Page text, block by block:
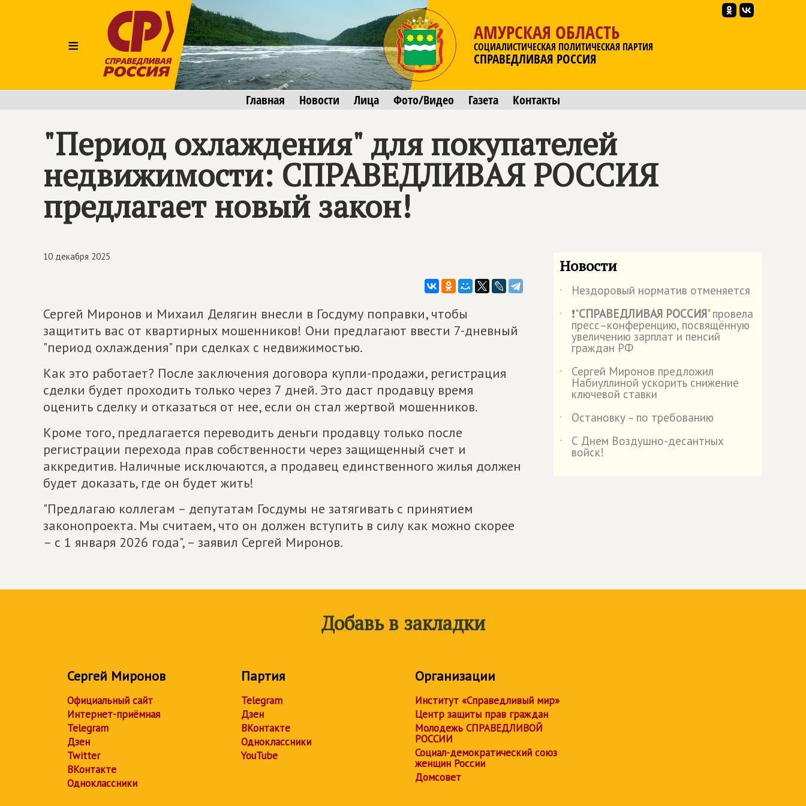
≡
АМУРСКАЯ ОБЛАСТЬ
СОЦИАЛИСТИЧЕСКАЯ ПОЛИТИЧЕСКАЯ ПАРТИЯ
СПРАВЕДЛИВАЯ РОССИЯ
Главная Новости Лица Фото/Видео Газета Контакты
"Период охлаждения" для покупателей
недвижимости: СПРАВЕДЛИВАЯ РОССИЯ
предлагает новый закон!
10 декабря 2025
Сергей Миронов и Михаил Делягин внесли в Госдуму поправки, чтобы
защитить вас от квартирных мошенников! Они предлагают ввести 7-дневный
"период охлаждения" при сделках с недвижимостью.
Как это работает? После заключения договора купли-продажи, регистрация
сделки будет проходить только через 7 дней. Это даст продавцу время
оценить сделку и отказаться от нее, если он стал жертвой мошенников.
Кроме того, предлагается переводить деньги продавцу только после
регистрации перехода прав собственности через защищенный счет и
аккредитив. Наличные исключаются, а продавец единственного жилья должен
будет доказать, где он будет жить!
"Предлагаю коллегам – депутатам Госдумы не затягивать с принятием
законопроекта. Мы считаем, что он должен вступить в силу как можно скорее
– с 1 января 2026 года", – заявил Сергей Миронов.
Новости
˙
Нездоровый норматив отменяется
˙
❗"СПРАВЕДЛИВАЯ РОССИЯ" провела
пресс–конференцию, посвящённую
увеличению зарплат и пенсий
граждан РФ
˙
Сергей Миронов предложил
Набиуллиной ускорить снижение
ключевой ставки
˙
Остановку – по требованию
˙
С Днем Воздушно-десантных
войск!
Добавь в закладки
Сергей Миронов
Официальный сайт
Интернет-приёмная
Telegram
Дзен
Twitter
ВКонтакте
Одноклассники
Партия
Telegram
Дзен
ВКонтакте
Одноклассники
YouTube
Организации
Институт «Справедливый мир»
Центр защиты прав граждан
Молодежь СПРАВЕДЛИВОЙ
РОССИИ
Социал-демократический союз
женщин России
Домсовет